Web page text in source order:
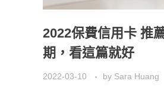
2022保費信用卡 推
期，看這篇就好
2022-03-10 by Sara Huang